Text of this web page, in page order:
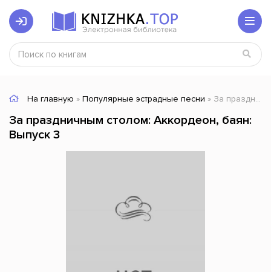
На главную » Популярные эстрадные песни » За праздничным столом: Аккордеон, баян: Выпуск 3
За праздничным столом: Аккордеон, баян:
Выпуск 3